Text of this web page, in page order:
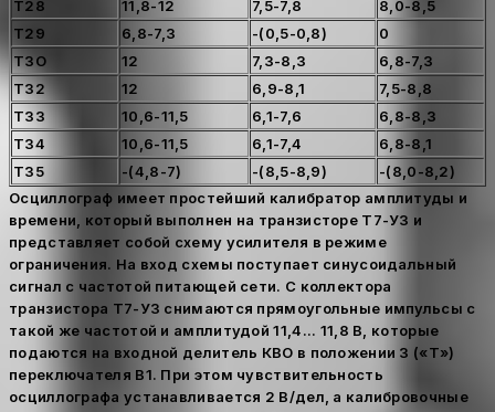
Т28 11,8-12 7,5-7,8
8,0-8,5
Т29
6,8-7,3 -(0,5-0,8)
0
ТЗО
12 7,3-8,3
6,8-7,3
Т32
12 6,9-8,1
7,5-8,8
ТЗЗ
10,6-11,5 6,1-7,6
6,8-8,3
Т34
10,6-11,5 6,1-7,4
6,8-8,1
Т35
-(4,8-7) -(8,5-8,9)
-(8,0-8,2)
Осциллограф имеет простейший калибратор амплитуды и
времени, который выполнен на транзисторе Т7-УЗ и
представляет собой схему усилителя в режиме
ограничения. На вход схемы поступает синусоидальный
сигнал с частотой питающей сети. С коллектора
транзистора Т7-УЗ снимаются прямоугольные импульсы с
такой же частотой и амплитудой 11,4... 11,8 В, которые
подаются на входной делитель КВО в положении 3 («Т»)
переключателя В1. При этом чувствительность
осциллографа устанавливается 2 В/дел, а калибровочные